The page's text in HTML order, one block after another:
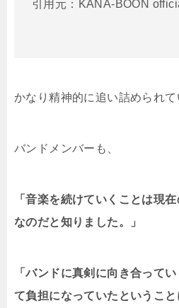
引用元：KANA-BOON
かなり精神的に追い詰められ
バンドメンバーも、
「音楽を続けていくことは現
なのだと知りました。」
「バンドに真剣に向き合って
て負担になっていたというこ